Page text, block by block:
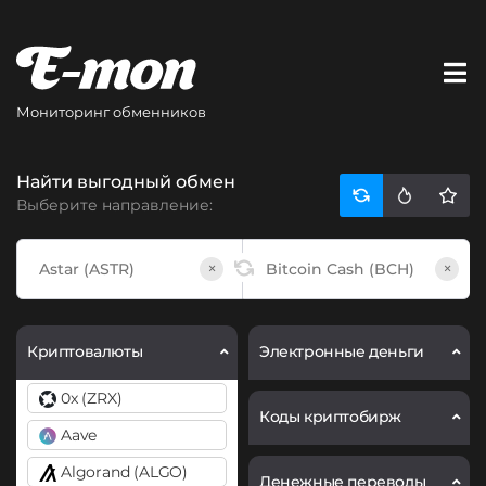
Мониторинг обменников
Найти выгодный обмен
Выберите направление:
× ×
Криптовалюты
0x (ZRX)
Aave
Algorand (ALGO)
Электронные деньги
Коды криптобирж
Денежные переводы